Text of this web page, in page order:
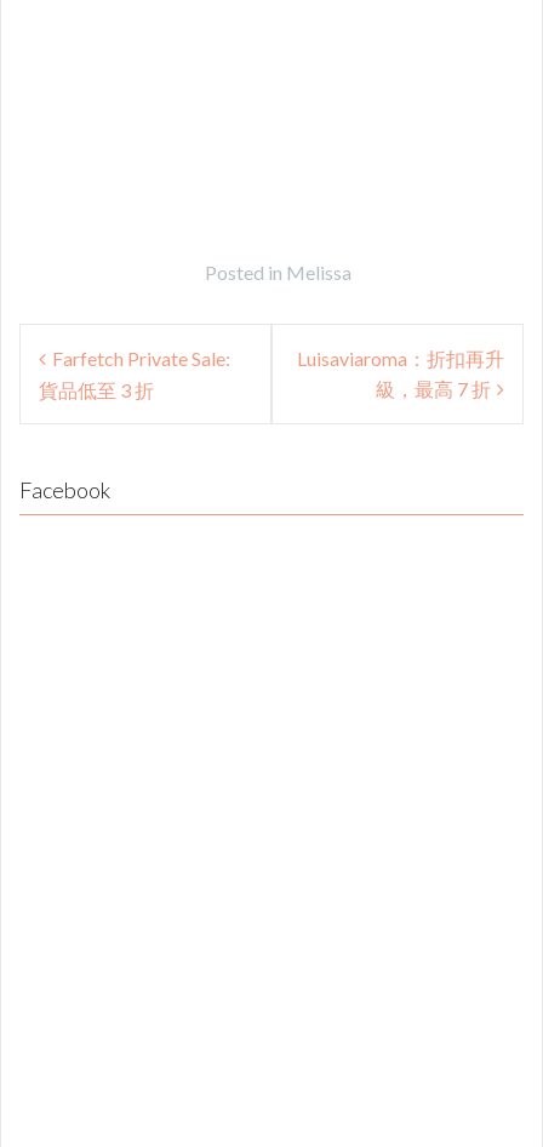
Posted in Melissa
Post
navigation
Farfetch Private Sale:
貨品低至 3 折
Luisaviaroma：折扣再升
級，最高 7 折
Facebook